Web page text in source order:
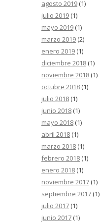
agosto 2019 (1)
julio 2019 (1)
mayo 2019 (1)
marzo 2019 (2)
enero 2019 (1)
diciembre 2018 (1)
noviembre 2018 (1)
octubre 2018 (1)
julio 2018 (1)
junio 2018 (1)
mayo 2018 (1)
abril 2018 (1)
marzo 2018 (1)
febrero 2018 (1)
enero 2018 (1)
noviembre 2017 (1)
septiembre 2017 (1)
julio 2017 (1)
junio 2017 (1)